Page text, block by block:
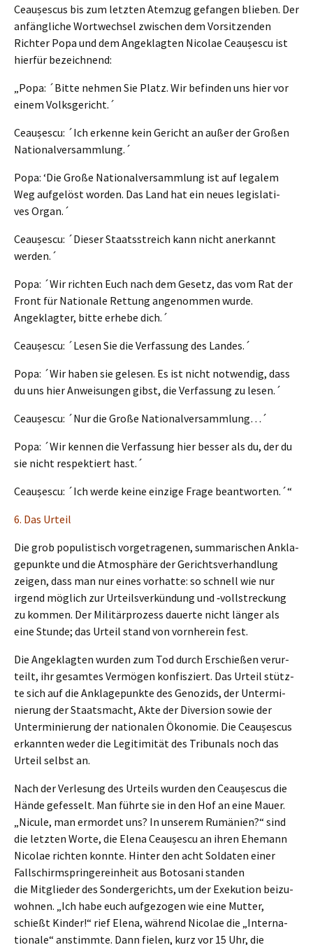
Ceaușes­cus bis zum letzten Atemzug gefan­gen blieben. Der
anfäng­li­che Wortwech­sel zwischen dem Vorsit­zen­den
Richter Popa und dem Angeklag­ten Nicolae Ceaușes­cu ist
hierfür bezeichnend:
„Popa: ´Bitte nehmen Sie Platz. Wir befin­den uns hier vor
einem Volksgericht.´
Ceaușes­cu: ´Ich erken­ne kein Gericht an außer der Großen
Nationalversammlung.´
Popa: ‘Die Große Natio­nal­ver­samm­lung ist auf legalem
Weg aufge­löst worden. Das Land hat ein neues legis­la­ti­
ves Organ.´
Ceaușes­cu: ´Dieser Staats­streich kann nicht anerkannt
werden.´
Popa: ´Wir richten Euch nach dem Gesetz, das vom Rat der
Front für Natio­na­le Rettung angenom­men wurde.
Angeklag­ter, bitte erhebe dich.´
Ceaușes­cu: ´Lesen Sie die Verfas­sung des Landes.´
Popa: ´Wir haben sie gelesen. Es ist nicht notwen­dig, dass
du uns hier Anwei­sun­gen gibst, die Verfas­sung zu lesen.´
Ceaușes­cu: ´Nur die Große Nationalversammlung…´
Popa: ´Wir kennen die Verfas­sung hier besser als du, der du
sie nicht respek­tiert hast.´
Ceaușes­cu: ´Ich werde keine einzi­ge Frage beantworten.´“
6. Das Urteil
Die grob populis­tisch vorge­tra­ge­nen, summa­ri­schen Ankla­
ge­punk­te und die Atmosphä­re der Gerichts­ver­hand­lung
zeigen, dass man nur eines vorhat­te: so schnell wie nur
irgend möglich zur Urteils­ver­kün­dung und ‑vollstre­ckung
zu kommen. Der Militär­pro­zess dauer­te nicht länger als
eine Stunde; das Urteil stand von vornher­ein fest.
Die Angeklag­ten wurden zum Tod durch Erschie­ßen verur­
teilt, ihr gesam­tes Vermö­gen konfis­ziert. Das Urteil stütz­
te sich auf die Ankla­ge­punk­te des Genozids, der Unter­mi­
nie­rung der Staats­macht, Akte der Diver­si­on sowie der
Unter­mi­nie­rung der natio­na­len Ökono­mie. Die Ceaușes­cus
erkann­ten weder die Legiti­mi­tät des Tribu­nals noch das
Urteil selbst an.
Nach der Verle­sung des Urteils wurden den Ceaușes­cus die
Hände gefes­selt. Man führte sie in den Hof an eine Mauer.
„Nicule, man ermor­det uns? In unserem Rumäni­en?“ sind
die letzten Worte, die Elena Ceaușes­cu an ihren Ehemann
Nicolae richten konnte. Hinter den acht Solda­ten einer
Fallschirm­sprin­ger­ein­heit aus Botosa­ni standen
die Mitglie­der des Sonder­ge­richts, um der Exeku­ti­on beizu­
woh­nen. „Ich habe euch aufge­zo­gen wie eine Mutter,
schießt Kinder!“ rief Elena, während Nicolae die „Inter­na­
tio­na­le“ anstimm­te. Dann fielen, kurz vor 15 Uhr, die